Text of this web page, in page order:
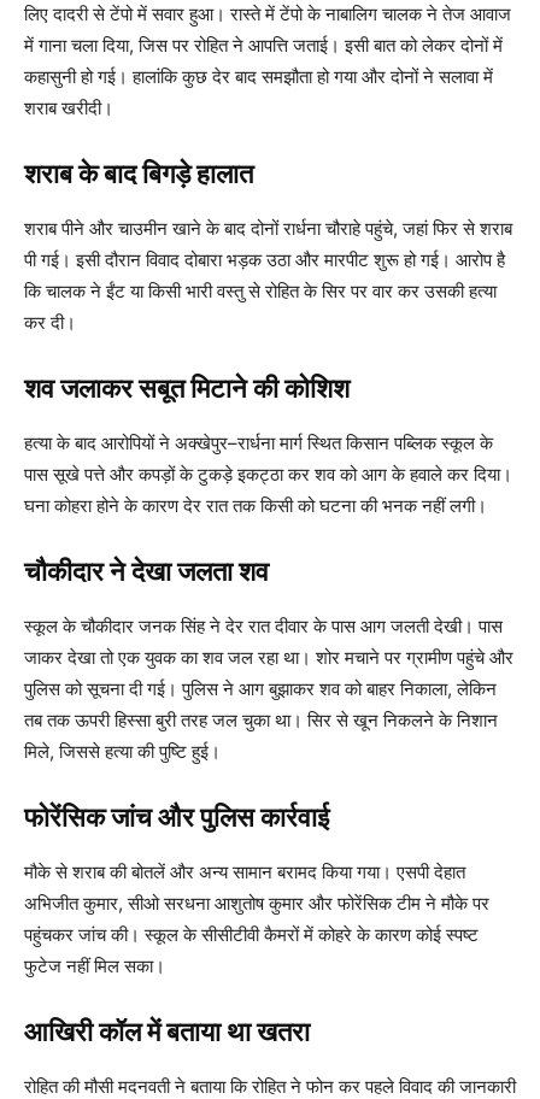
लिए दादरी से टेंपो में सवार हुआ। रास्ते में टेंपो के नाबालिग चालक ने तेज आवाज
में गाना चला दिया, जिस पर रोहित ने आपत्ति जताई। इसी बात को लेकर दोनों में
कहासुनी हो गई। हालांकि कुछ देर बाद समझौता हो गया और दोनों ने सलावा में
शराब खरीदी।
शराब के बाद बिगड़े हालात
शराब पीने और चाउमीन खाने के बाद दोनों रार्धना चौराहे पहुंचे, जहां फिर से शराब
पी गई। इसी दौरान विवाद दोबारा भड़क उठा और मारपीट शुरू हो गई। आरोप है
कि चालक ने ईंट या किसी भारी वस्तु से रोहित के सिर पर वार कर उसकी हत्या
कर दी।
शव जलाकर सबूत मिटाने की कोशिश
हत्या के बाद आरोपियों ने अक्खेपुर–रार्धना मार्ग स्थित किसान पब्लिक स्कूल के
पास सूखे पत्ते और कपड़ों के टुकड़े इकट्ठा कर शव को आग के हवाले कर दिया।
घना कोहरा होने के कारण देर रात तक किसी को घटना की भनक नहीं लगी।
चौकीदार ने देखा जलता शव
स्कूल के चौकीदार जनक सिंह ने देर रात दीवार के पास आग जलती देखी। पास
जाकर देखा तो एक युवक का शव जल रहा था। शोर मचाने पर ग्रामीण पहुंचे और
पुलिस को सूचना दी गई। पुलिस ने आग बुझाकर शव को बाहर निकाला, लेकिन
तब तक ऊपरी हिस्सा बुरी तरह जल चुका था। सिर से खून निकलने के निशान
मिले, जिससे हत्या की पुष्टि हुई।
फोरेंसिक जांच और पुलिस कार्रवाई
मौके से शराब की बोतलें और अन्य सामान बरामद किया गया। एसपी देहात
अभिजीत कुमार, सीओ सरधना आशुतोष कुमार और फोरेंसिक टीम ने मौके पर
पहुंचकर जांच की। स्कूल के सीसीटीवी कैमरों में कोहरे के कारण कोई स्पष्ट
फुटेज नहीं मिल सका।
आखिरी कॉल में बताया था खतरा
रोहित की मौसी मदनवती ने बताया कि रोहित ने फोन कर पहले विवाद की जानकारी